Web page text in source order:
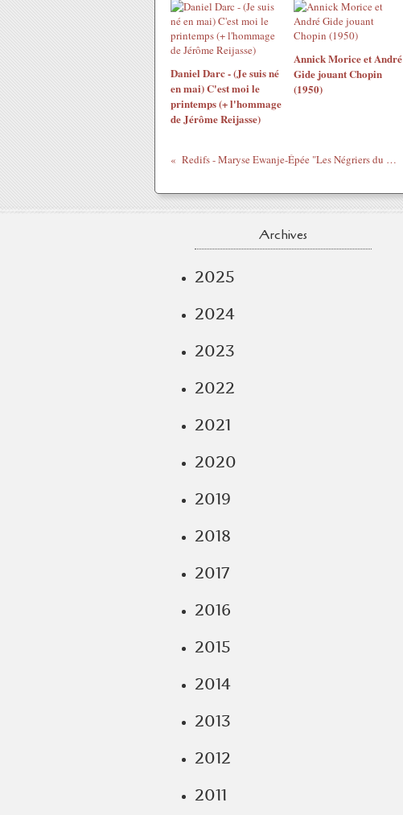
Daniel Darc - (Je suis né
en mai) C'est moi le
printemps (+ l'hommage
de Jérôme Reijasse)
Annick Morice et André
Gide jouant Chopin
(1950)
Redifs - Maryse Ewanje-Épée "Les Négriers du foot" - mise en ligne août 2010
Archives
2025
2024
2023
2022
2021
2020
2019
2018
2017
2016
2015
2014
2013
2012
2011